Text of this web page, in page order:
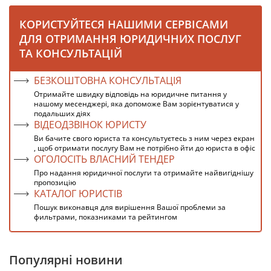
КОРИСТУЙТЕСЯ НАШИМИ СЕРВІСАМИ
ДЛЯ ОТРИМАННЯ ЮРИДИЧНИХ ПОСЛУГ
ТА КОНСУЛЬТАЦІЙ
БЕЗКОШТОВНА КОНСУЛЬТАЦІЯ
Отримайте швидку відповідь на юридичне питання у
нашому месенджері, яка допоможе Вам зорієнтуватися у
подальших діях
ВІДЕОДЗВІНОК ЮРИСТУ
Ви бачите свого юриста та консультуєтесь з ним через екран
, щоб отримати послугу Вам не потрібно йти до юриста в офіс
ОГОЛОСІТЬ ВЛАСНИЙ ТЕНДЕР
Про надання юридичної послуги та отримайте найвигіднішу
пропозицію
КАТАЛОГ ЮРИСТІВ
Пошук виконавця для вирішення Вашої проблеми за
фильтрами, показниками та рейтингом
Популярні новини